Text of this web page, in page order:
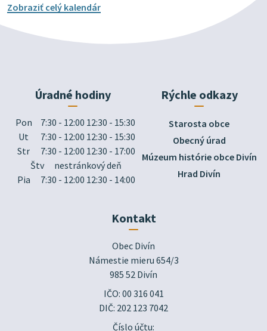
Zobraziť celý kalendár
Úradné hodiny
Pon
7:30 - 12:00 12:30 - 15:30
Ut
7:30 - 12:00 12:30 - 15:30
Str
7:30 - 12:00 12:30 - 17:00
Štv
nestránkový deň
Pia
7:30 - 12:00 12:30 - 14:00
Rýchle odkazy
Starosta obce
Obecný úrad
Múzeum histórie obce Divín
Hrad Divín
Kontakt
Obec Divín
Námestie mieru 654/3
985 52 Divín
IČO: 00 316 041
DIČ: 202 123 7042
Číslo účtu: